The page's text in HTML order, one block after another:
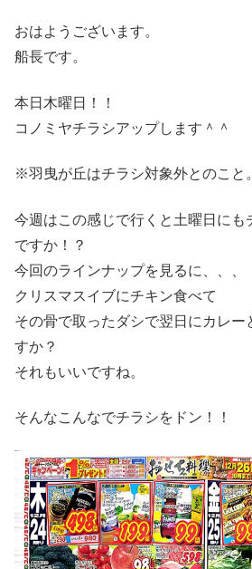
おはようございます。
船長です。
本日木曜日！！
コノミヤチラシアップします＾＾
※羽曳が丘はチラシ対象外とのこと。
今週はこの感じで行くと土曜日にも
ですか！？
今回のラインナップを見るに、、、
クリスマスイブにチキン食べて
その骨で取ったダシで翌日にカレー
すか？
それもいいですね。
そんなこんなでチラシをドン！！